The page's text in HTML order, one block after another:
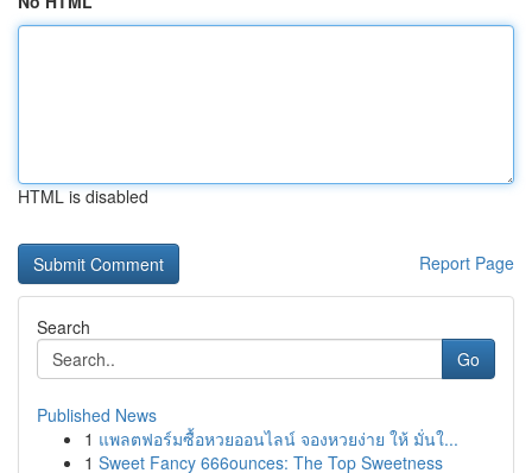
HTML is disabled
Report Page
Search
Go
Published News
1 แพลตฟอร์มซื้อหวยออนไลน์ จองหวยง่าย ให้ มั่นใ...
1 Sweet Fancy 666ounces: The Top Sweetness